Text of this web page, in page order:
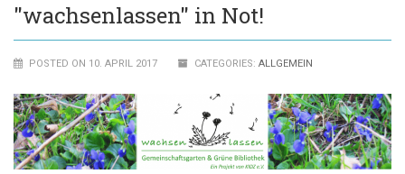
"wachsenlassen" in Not!
POSTED ON 10. APRIL 2017 CATEGORIES: ALLGEMEIN